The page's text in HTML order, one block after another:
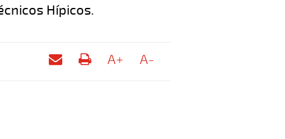
Hípicos.
A+ A-